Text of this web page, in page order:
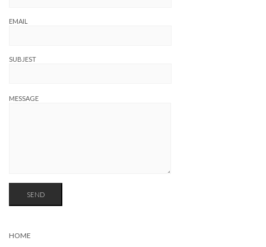
EMAIL
SUBJEST
MESSAGE
HOME